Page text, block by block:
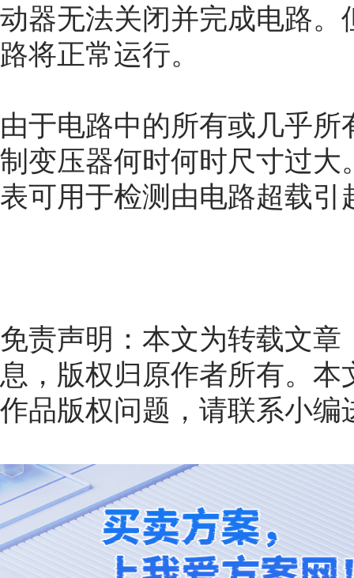
动器无法关闭并完成电路
路将正常运行。
由于电路中的所有或几乎
制变压器何时何时尺寸过
表可用于检测由电路超载
免责声明：本文为转载文
息，版权归原作者所有。
作品版权问题，请联系小编